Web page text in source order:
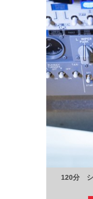
120分 シ